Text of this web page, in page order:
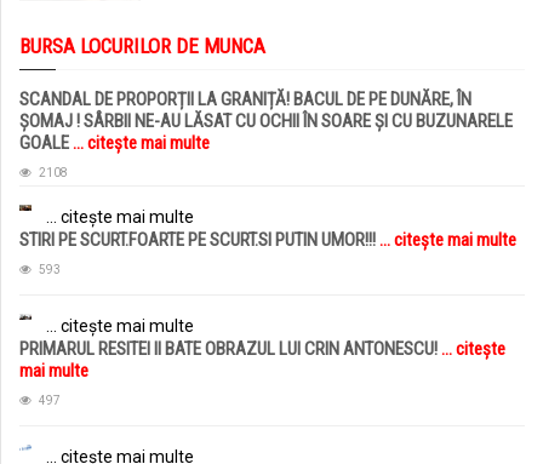
BURSA LOCURILOR DE MUNCA
SCANDAL DE PROPORȚII LA GRANIȚĂ! BACUL DE PE DUNĂRE, ÎN
ȘOMAJ ! SÂRBII NE-AU LĂSAT CU OCHII ÎN SOARE ȘI CU BUZUNARELE
GOALE... citește mai multe
2108
... citește mai multe
STIRI PE SCURT.FOARTE PE SCURT.SI PUTIN UMOR!!!... citește mai multe
593
... citește mai multe
PRIMARUL RESITEI II BATE OBRAZUL LUI CRIN ANTONESCU!... citește
mai multe
497
... citește mai multe